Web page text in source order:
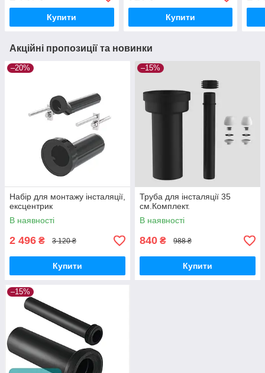
Купити Купити
Акційні пропозиції та новинки
–20%
Набір для монтажу інсталяції,
ексцентрик
В наявності
2 496 ₴ 3 120 ₴
Купити
–15%
Труба для інсталяції 35
см.Комплект.
В наявності
840 ₴ 988 ₴
Купити
–15%